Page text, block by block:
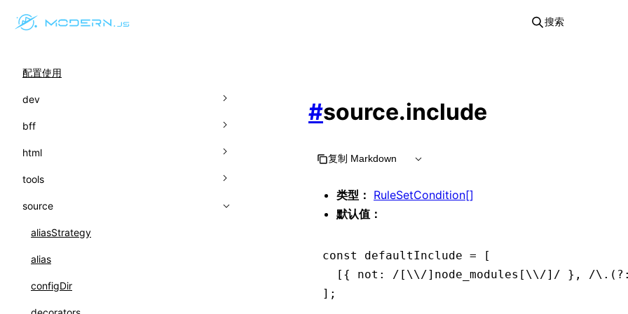
搜索
配置使用
dev
assetPrefix
beforeStartUrl
client
hmr
host
https
lazyCompilation
bff
crossProject
prefix
html
appIcon
crossorigin
favicon
inject
meta
tools
autoprefixer
bundlerChain
cssExtract
cssLoader
source
aliasStrategy
alias
configDir
#source.include
复制 Markdown
类型： RuleSetCondition[]
默认值：
const defaultInclude = [
  [{ not
: /[\\/]node_modules[\\/]/ } ,
/
];